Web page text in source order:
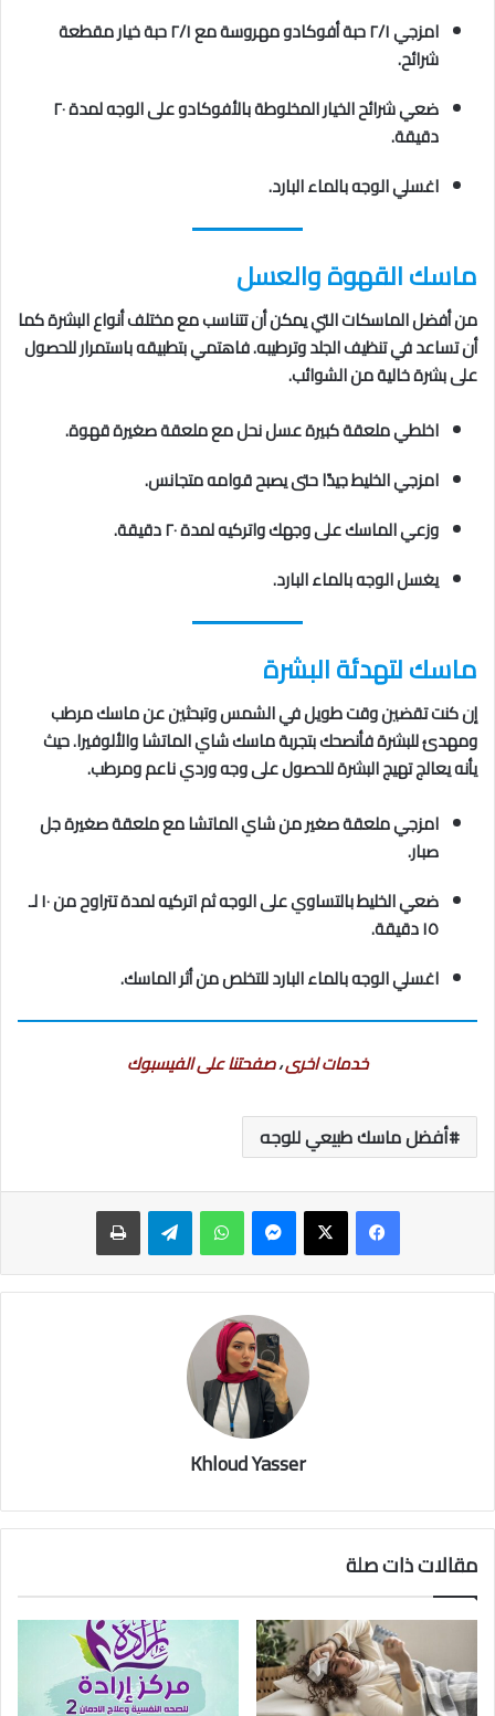
امزجي ٢/١ حبة أفوكادو مهروسة مع ٢/١ حبة خيار مقطعة
شرائح.
ضعي شرائح الخيار المخلوطة بالأفوكادو على الوجه لمدة ٢٠
دقيقة.
اغسلي الوجه بالماء البارد.
ماسك القهوة والعسل
من أفضل الماسكات التي يمكن أن تتناسب مع مختلف أنواع البشرة كما
أن تساعد في تنظيف الجلد وترطيبه. فاهتمي بتطبيقه باستمرار للحصول
على بشرة خالية من الشوائب.
اخلطي ملعقة كبيرة عسل نحل مع ملعقة صغيرة قهوة.
امزجي الخليط جيدًا حتى يصبح قوامه متجانس.
وزعي الماسك على وجهك واتركيه لمدة ٢٠ دقيقة.
يغسل الوجه بالماء البارد.
ماسك لتهدئة البشرة
إن كنت تقضين وقت طويل في الشمس وتبحثين عن ماسك مرطب
ومهدئ للبشرة فأنصحك بتجربة ماسك شاي الماتشا والألوفيرا. حيث
يأنه يعالج تهيج البشرة للحصول على وجه وردي ناعم ومرطب.
امزجي ملعقة صغير من شاي الماتشا مع ملعقة صغيرة جل
صبار.
ضعي الخليط بالتساوي على الوجه ثم اتركيه لمدة تتراوح من ١٠ لـ
١٥ دقيقة.
اغسلي الوجه بالماء البارد للتخلص من أثر الماسك.
خدمات اخرى،صفحتنا على الفيسبوك
أفضل ماسك طبيعي للوجه
ماسنجر واتساب تيلقرام طباعة
Khloud Yasser
مقالات ذات صلة